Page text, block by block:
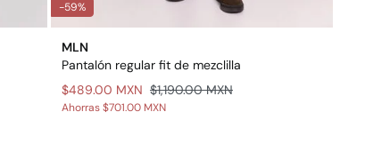
-59%
MLN
Pantalón regular fit de mezclilla
$489.00 MXN $1,190.00 MXN
Ahorras$701.00 MXN